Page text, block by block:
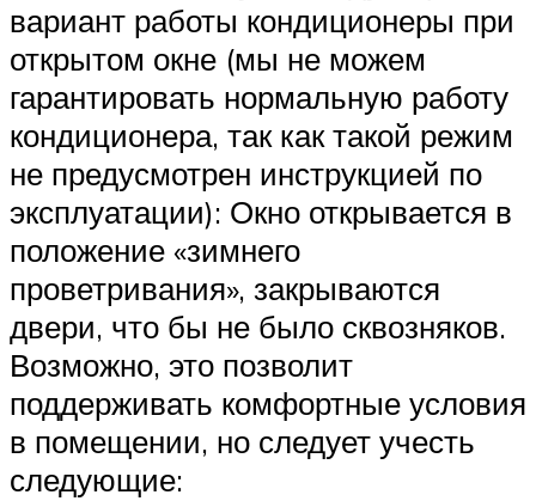
вариант работы кондиционеры при
открытом окне (мы не можем
гарантировать нормальную работу
кондиционера, так как такой режим
не предусмотрен инструкцией по
эксплуатации): Окно открывается в
положение «зимнего
проветривания», закрываются
двери, что бы не было сквозняков.
Возможно, это позволит
поддерживать комфортные условия
в помещении, но следует учесть
следующие: